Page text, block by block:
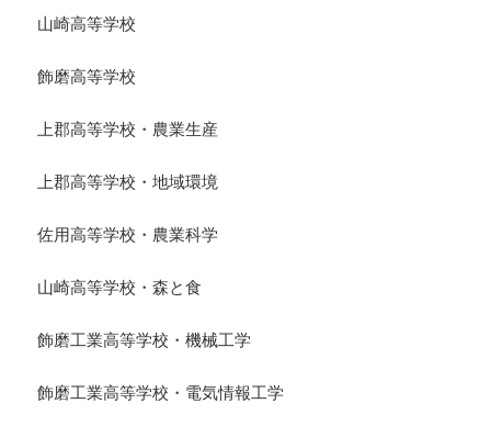
山崎高等学校
飾磨高等学校
上郡高等学校・農業生産
上郡高等学校・地域環境
佐用高等学校・農業科学
山崎高等学校・森と食
飾磨工業高等学校・機械工学
飾磨工業高等学校・電気情報工学